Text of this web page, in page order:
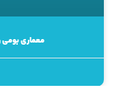
معماری بومی